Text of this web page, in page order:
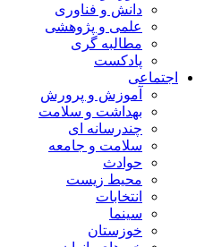
دانش و فناوری
علمی و پژوهشی
مطالبه گری
پادکست
اجتماعی
آموزش و پرورش
بهداشت و سلامت
چندرسانه ای
سلامت و جامعه
حوادث
محیط زیست
انتخابات
سینما
خوزستان